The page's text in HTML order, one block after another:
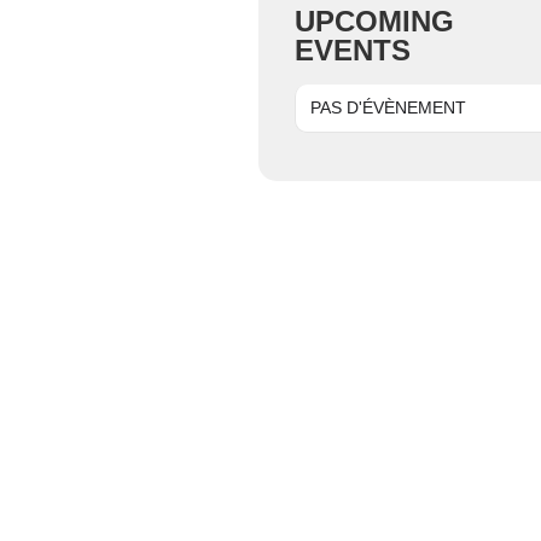
UPCOMING
EVENTS
PAS D'ÉVÈNEMENT